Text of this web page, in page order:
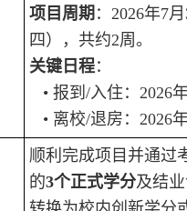
项目周期 ：2026年7
四），共约2周。
关键日程：
• 报到/入住：2026
• 离校/退房：2026
顺利完成项目并通过
的3个正式学分及结